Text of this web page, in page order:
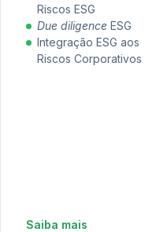
Riscos ESG
Due diligence ESG
Integração ESG aos
Riscos Corporativos
Saiba mais